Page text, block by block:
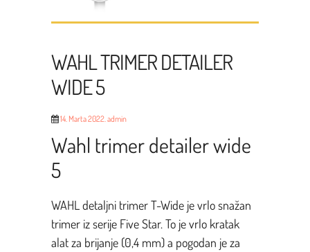
WAHL TRIMER DETAILER
WIDE 5
14. Marta 2022. admin
Wahl trimer detailer wide
5
WAHL detaljni trimer T-Wide je vrlo snažan
trimer iz serije Five Star. To je vrlo kratak
alat za brijanje (0,4 mm) a pogodan je za